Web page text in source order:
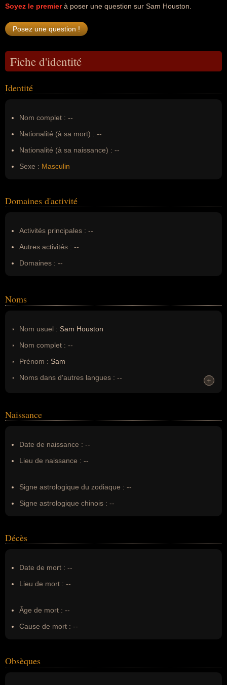
Soyez le premierà poser une question sur Sam Houston.
Fiche d'identité
Identité
Nom complet : --
Nationalité (à sa mort) : --
Nationalité (à sa naissance) : --
Sexe : Masculin
Domaines d'activité
Activités principales : --
Autres activités : --
Domaines : --
Noms
Nom usuel : Sam Houston
Nom complet : --
Prénom : Sam
Noms dans d'autres langues : --
Nom de famille :Houston
+
+
Naissance
Date de naissance : --
Lieu de naissance : --
Signe astrologique du zodiaque : --
Signe astrologique chinois : --
Décès
Date de mort : --
Lieu de mort : --
Âge de mort : --
Cause de mort : --
Obsèques